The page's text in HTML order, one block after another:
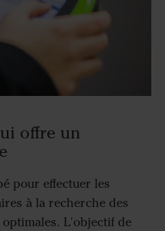
offre un
pour effectuer les
à la recherche des
L'objectif de